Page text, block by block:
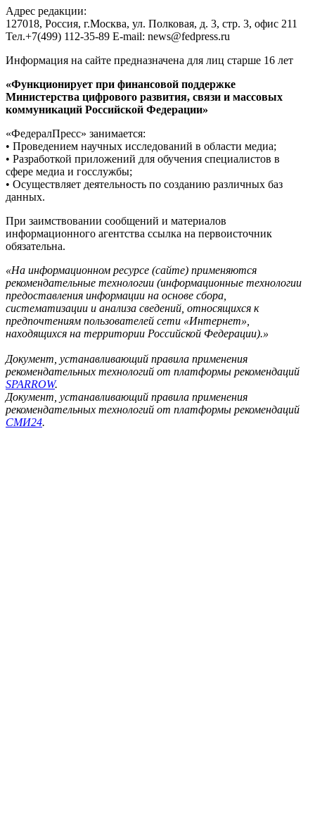
Адрес редакции:
127018, Россия, г.Москва, ул. Полковая, д. 3, стр. 3, офис 211
Тел.+7(499) 112-35-89 E-mail: news@fedpress.ru
Информация на сайте предназначена для лиц старше 16 лет
«Функционирует при финансовой поддержке
Министерства цифрового развития, связи и массовых
коммуникаций Российской Федерации»
«ФедералПресс» занимается:
• Проведением научных исследований в области медиа;
• Разработкой приложений для обучения специалистов в
сфере медиа и госслужбы;
• Осуществляет деятельность по созданию различных баз
данных.
При заимствовании сообщений и материалов
информационного агентства ссылка на первоисточник
обязательна.
«На информационном ресурсе (сайте) применяются
рекомендательные технологии (информационные технологии
предоставления информации на основе сбора,
систематизации и анализа сведений, относящихся к
предпочтениям пользователей сети «Интернет»,
находящихся на территории Российской Федерации).»
Документ, устанавливающий правила применения
рекомендательных технологий от платформы рекомендаций
SPARROW.
Документ, устанавливающий правила применения
рекомендательных технологий от платформы рекомендаций
СМИ24.